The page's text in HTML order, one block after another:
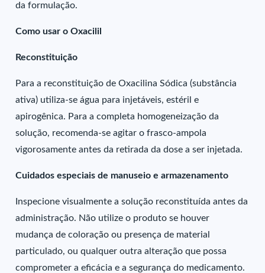
da formulação.
Como usar o Oxacilil
Reconstituição
Para a reconstituição de Oxacilina Sódica (substância
ativa) utiliza-se água para injetáveis, estéril e
apirogênica. Para a completa homogeneização da
solução, recomenda-se agitar o frasco-ampola
vigorosamente antes da retirada da dose a ser injetada.
Cuidados especiais de manuseio e armazenamento
Inspecione visualmente a solução reconstituída antes da
administração. Não utilize o produto se houver
mudança de coloração ou presença de material
particulado, ou qualquer outra alteração que possa
comprometer a eficácia e a segurança do medicamento.